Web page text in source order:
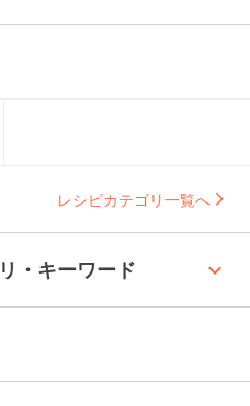
レシピカテゴリ一覧へ
・キーワード keyboard_arrow_up